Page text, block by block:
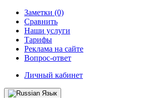
Заметки (0)
Сравнить
Наши услуги
Тарифы
Реклама на сайте
Вопрос-ответ
Личный кабинет
Язык